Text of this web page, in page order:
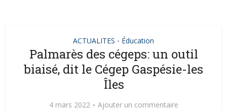
ACTUALITES • Éducation
Palmarès des cégeps: un outil
biaisé, dit le Cégep Gaspésie-les
Îles
4 mars 2022 Ajouter un commentaire